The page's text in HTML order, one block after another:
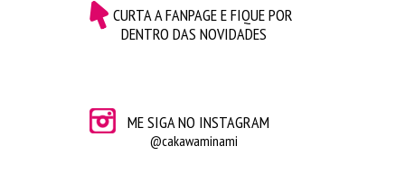
CURTA A FANPAGE E FIQUE POR
DENTRO DAS NOVIDADES
ME SIGA NO INSTAGRAM
@cakawaminami